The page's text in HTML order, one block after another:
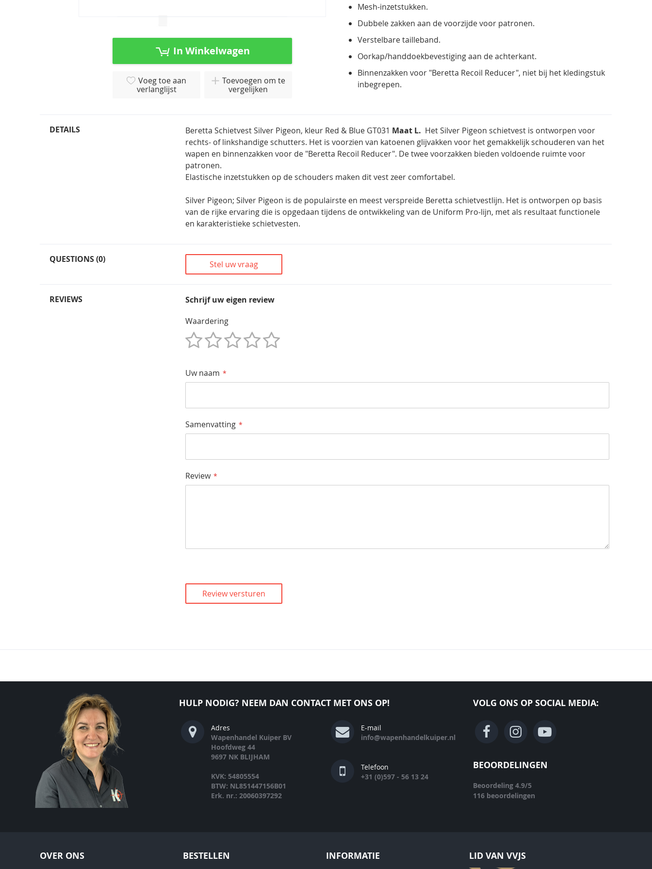
In Winkelwagen
Voeg toe aan
verlanglijst
Toevoegen om te
vergelijken
Mesh-inzetstukken.
Dubbele zakken aan de voorzijde voor patronen.
Verstelbare tailleband.
Oorkap/handdoekbevestiging aan de achterkant.
Binnenzakken voor "Beretta Recoil Reducer", niet bij het kledingstuk
inbegrepen.
DETAILS Beretta Schietvest Silver Pigeon, kleur Red & Blue GT031 Maat L. Het Silver Pigeon schietvest is ontworpen voor
rechts- of linkshandige schutters. Het is voorzien van katoenen glijvakken voor het gemakkelijk schouderen van het
wapen en binnenzakken voor de "Beretta Recoil Reducer". De twee voorzakken bieden voldoende ruimte voor
patronen.
Elastische inzetstukken op de schouders maken dit vest zeer comfortabel.
Silver Pigeon; Silver Pigeon is de populairste en meest verspreide Beretta schietvestlijn. Het is ontworpen op basis
van de rijke ervaring die is opgedaan tijdens de ontwikkeling van de Uniform Pro-lijn, met als resultaat functionele
en karakteristieke schietvesten.
QUESTIONS (0) Stel uw vraag
REVIEWS
Schrijf uw eigen review
Waardering
Uw naam
Samenvatting
Review
Review versturen
HULP NODIG? NEEM DAN CONTACT MET ONS OP!
Adres
Wapenhandel Kuiper BV
Hoofdweg 44
9697 NK BLIJHAM
KVK: 54805554
BTW: NL851447156B01
Erk. nr.: 20060397292
E-mail
info@wapenhandelkuiper.nl
Telefoon
+31 (0)597 - 56 13 24
VOLG ONS OP SOCIAL MEDIA:
BEOORDELINGEN
Beoordeling 4.9/5
116 beoordelingen
OVER ONS BESTELLEN INFORMATIE LID VAN VVJS